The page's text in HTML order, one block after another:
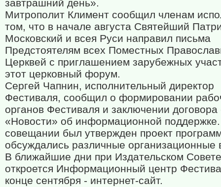
завтрашний день».
Митрополит Климент сообщил членам
том, что в начале августа Святейший
Московский и всея Руси направил письма
Предстоятелям всех Поместных
Церквей с приглашением зарубежных
этот церковный форум.
Сергей Чапнин, исполнительный директор
Фестиваля, сообщил о формировании
органов Фестиваля и заключении
«Новости» об информационной
совещании был утвержден проект
обсуждались различные организационные
В ближайшие дни при Издательском Совете
откроется Информационный центр
конце сентября - интернет-сайт.